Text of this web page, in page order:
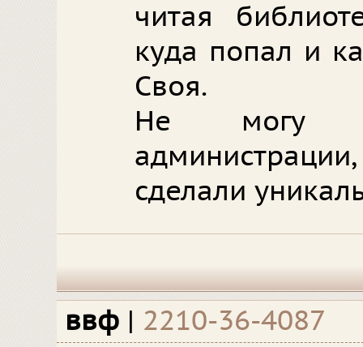
читая
куда попал и
Своя.
Не могу
сделали
ввф | 2210-36-4087